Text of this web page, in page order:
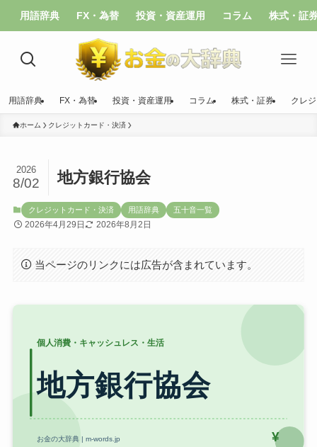
用語辞典 FX・為替 投資・資産運用 コラム 株式・証
用語辞典 FX・為替 投資・資産運用 コラム 株式・証券 クレ
ホーム クレジットカード・決済
地方銀行協会
2026
8/02
クレジットカード・決済 用語辞典 五十音一覧
2026年4月29日 2026年8月2日
当ページのリンクには広告が含まれています。